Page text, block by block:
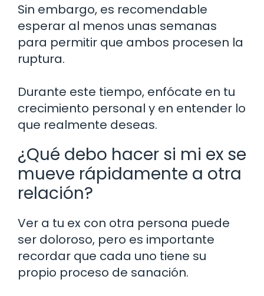
Sin embargo, es recomendable
esperar al menos unas semanas
para permitir que ambos procesen la
ruptura.
Durante este tiempo, enfócate en tu
crecimiento personal y en entender lo
que realmente deseas.
¿Qué debo hacer si mi ex se
mueve rápidamente a otra
relación?
Ver a tu ex con otra persona puede
ser doloroso, pero es importante
recordar que cada uno tiene su
propio proceso de sanación.